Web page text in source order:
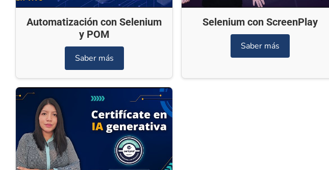
Automatización con Selenium
y POM
Saber más
Selenium con ScreenPlay
Saber más